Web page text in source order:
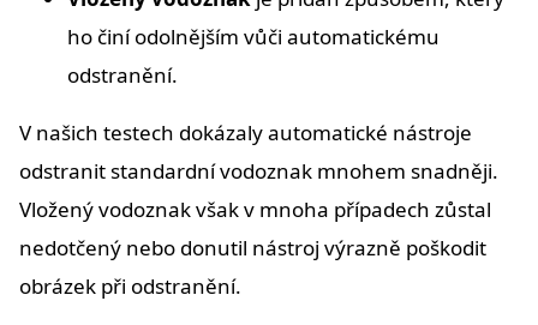
ho činí odolnějším vůči automatickému
odstranění.
V našich testech dokázaly automatické nástroje
odstranit standardní vodoznak mnohem snadněji.
Vložený vodoznak však v mnoha případech zůstal
nedotčený nebo donutil nástroj výrazně poškodit
obrázek při odstranění.